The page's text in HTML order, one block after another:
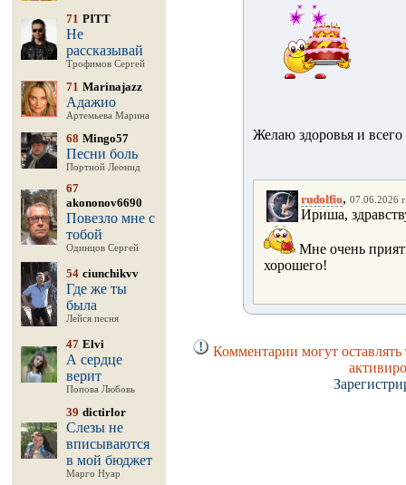
71 PITT
Не
рассказывай
Трофимов Сергей
71 Marinajazz
Адажио
Артемьева Марина
68 Mingo57
Песни боль
Портной Леонид
67
akononov6690
Повезло мне с
тобой
Одинцов Сергей
54 ciunchikvv
Где же ты
была
Лейся песня
47 Elvi
А сердце
верит
Попова Любовь
39 dictirlor
Слезы не
вписываются
в мой бюджет
Марго Нуар
Желаю здоровья и
rudolfio, 07.06.2026
Ириша,
Мне очень
хорошего!
Комментарии могут оставлять